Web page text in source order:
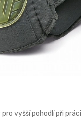
vyšší pohodlí při práci